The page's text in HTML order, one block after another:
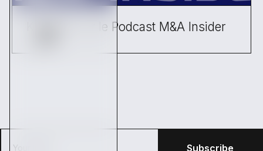
Kickston sur le Podcast M&A Insider